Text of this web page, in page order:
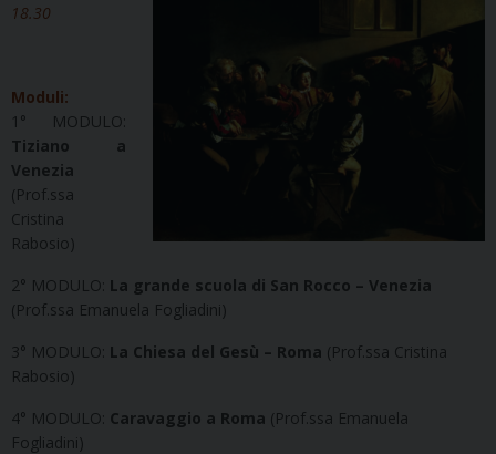
18.30
Moduli:
1° MODULO:
Tiziano a
Venezia
(Prof.ssa
Cristina
Rabosio)
2° MODULO: La grande scuola di San Rocco – Venezia
(Prof.ssa Emanuela Fogliadini)
3° MODULO: La Chiesa del Gesù – Roma (Prof.ssa Cristina
Rabosio)
4° MODULO: Caravaggio a Roma (Prof.ssa Emanuela
Fogliadini)